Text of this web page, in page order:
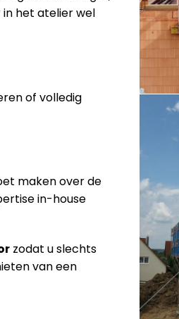
het atelier wel
of volledig
maken over de
in-house
zodat u slechts
van een